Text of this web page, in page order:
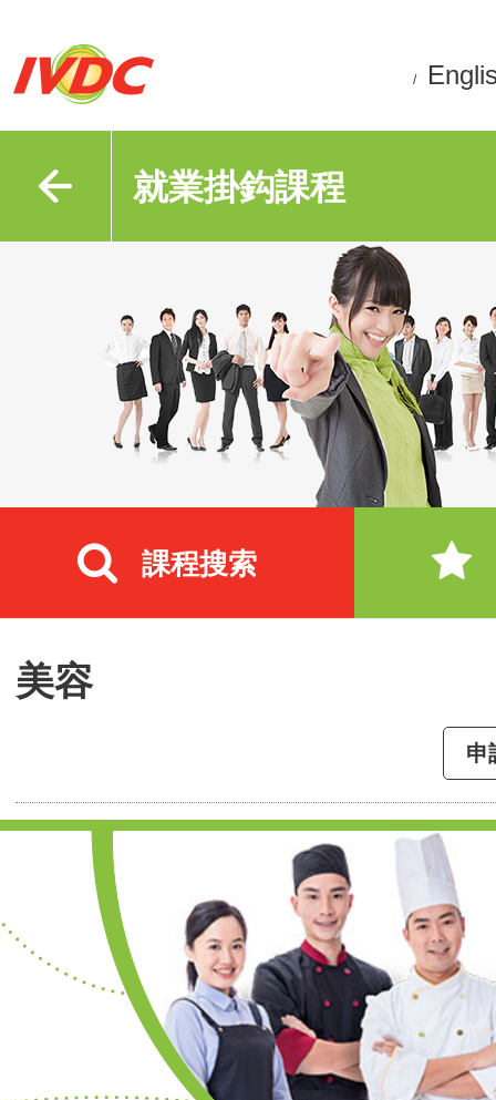
/
就業掛鈎課程
課程搜索
美容
申